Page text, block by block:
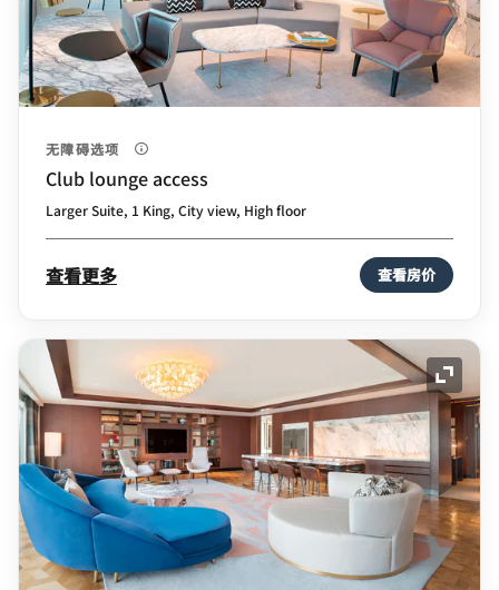
无障碍选项
Club lounge access
Larger Suite, 1 King, City view, High floor
查看更多 查看房价
展开